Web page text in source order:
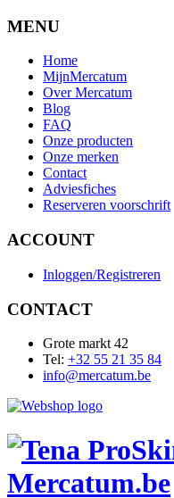
MENU
Home
MijnMercatum
Over Mercatum
Blog
FAQ
Onze producten
Onze merken
Contact
Adviesfiches
Reserveren voorschrift
ACCOUNT
Inloggen/Registreren
CONTACT
Grote markt 42
Tel: +32 55 21 35 84
info@mercatum.be